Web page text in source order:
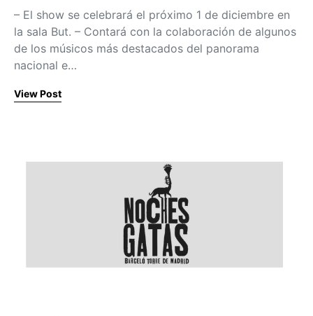
– El show se celebrará el próximo 1 de diciembre en
la sala But. – Contará con la colaboración de algunos
de los músicos más destacados del panorama
nacional e…
View Post